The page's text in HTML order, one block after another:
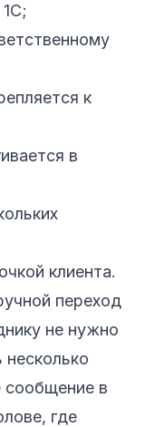
к
в
клиента.
переход
не нужно
сообщение в
где